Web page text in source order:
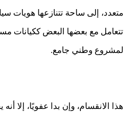
متعدد، إلى ساحة تتنازعها هويات
تتعامل مع بعضها البعض ككيانات
لمشروع وطني جامع.
هذا الانقسام، وإن بدا عفويًا، إلا